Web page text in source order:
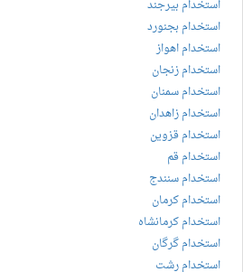
استخدام بیرجند
استخدام بجنورد
استخدام اهواز
استخدام زنجان
استخدام سمنان
استخدام زاهدان
استخدام قزوین
استخدام قم
استخدام سنندج
استخدام کرمان
استخدام کرمانشاه
استخدام گرگان
استخدام رشت